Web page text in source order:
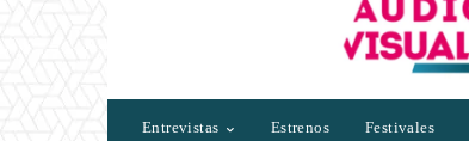
Entrevistas Estrenos Festivales